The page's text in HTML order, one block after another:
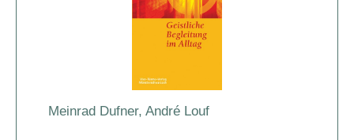
Meinrad Dufner, André Louf